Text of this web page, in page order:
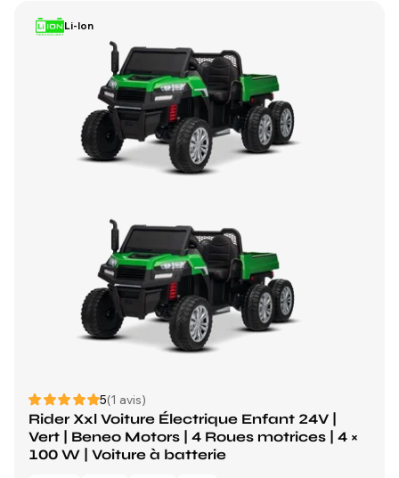
Li-Ion
5(1 avis)
Rider Xxl Voiture Électrique Enfant 24V |
Vert | Beneo Motors | 4 Roues motrices | 4 ×
100 W | Voiture à batterie